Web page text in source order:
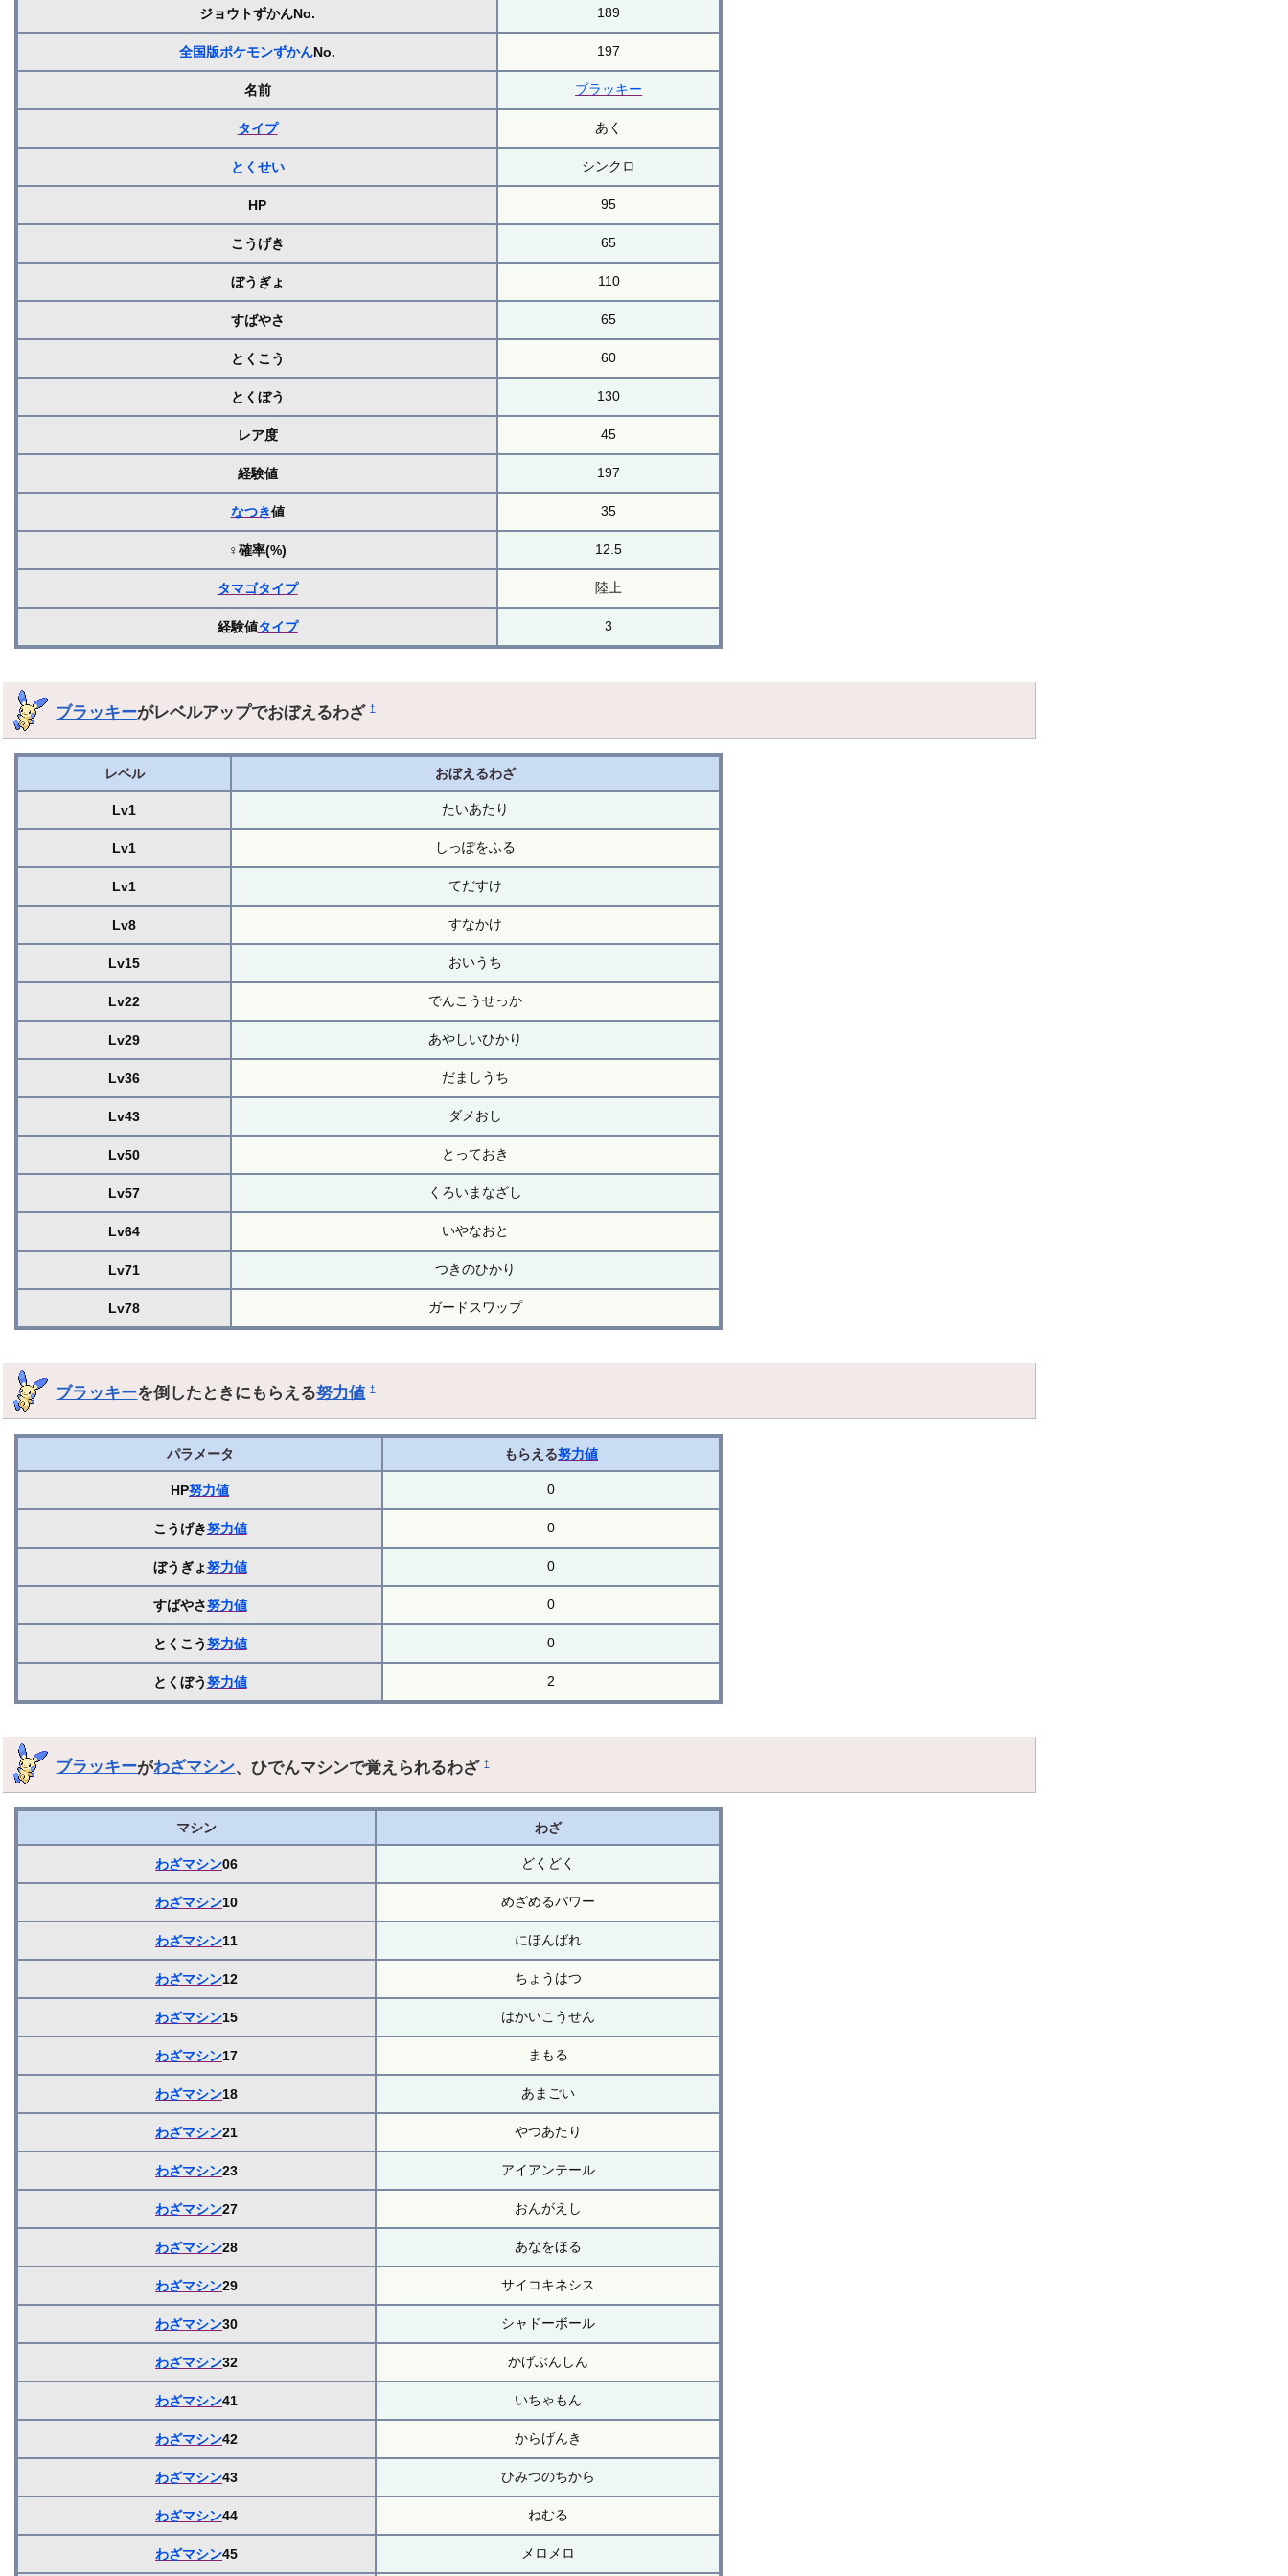
ジョウトずかんNo. 189
全国版ポケモンずかんNo. 197
名前 ブラッキー
タイプ あく
とくせい シンクロ
HP 95
こうげき 65
ぼうぎょ 110
すばやさ 65
とくこう 60
とくぼう 130
レア度 45
経験値 197
なつき値 35
♀確率(%) 12.5
タマゴタイプ 陸上
経験値タイプ 3
ブラッキーがレベルアップでおぼえるわざ†
レベル おぼえるわざ
Lv1 たいあたり
Lv1 しっぽをふる
Lv1 てだすけ
Lv8 すなかけ
Lv15 おいうち
Lv22 でんこうせっか
Lv29 あやしいひかり
Lv36 だましうち
Lv43 ダメおし
Lv50 とっておき
Lv57 くろいまなざし
Lv64 いやなおと
Lv71 つきのひかり
Lv78 ガードスワップ
ブラッキーを倒したときにもらえる努力値 †
パラメータ もらえる努力値
HP努力値 0
こうげき努力値 0
ぼうぎょ努力値 0
すばやさ努力値 0
とくこう努力値 0
とくぼう努力値 2
ブラッキーがわざマシン、ひでんマシンで覚えられるわざ†
マシン わざ
わざマシン06 どくどく
わざマシン10 めざめるパワー
わざマシン11 にほんばれ
わざマシン12 ちょうはつ
わざマシン15 はかいこうせん
わざマシン17 まもる
わざマシン18 あまごい
わざマシン21 やつあたり
わざマシン23 アイアンテール
わざマシン27 おんがえし
わざマシン28 あなをほる
わざマシン29 サイコキネシス
わざマシン30 シャドーボール
わざマシン32 かげぶんしん
わざマシン41 いちゃもん
わざマシン42 からげんき
わざマシン43 ひみつのちから
わざマシン44 ねむる
わざマシン45 メロメロ